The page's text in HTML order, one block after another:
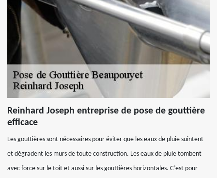
Reinhard Joseph entreprise de pose de gouttière
efficace
Les gouttières sont nécessaires pour éviter que les eaux de pluie suintent
et dégradent les murs de toute construction. Les eaux de pluie tombent
avec force sur le toit et aussi sur les gouttières horizontales. C’est pour